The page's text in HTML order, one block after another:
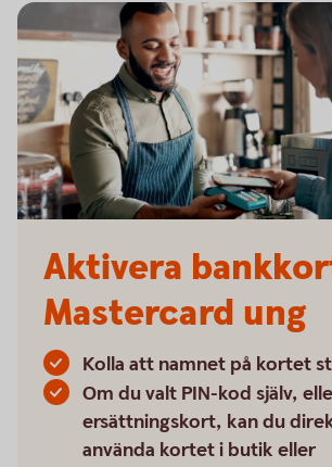
Aktivera
Mastercard ung
Kolla att namnet på kortet
Om du valt PIN-kod själv,
ersättningskort, kan du
använda kortet i butik eller